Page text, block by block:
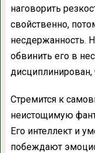
наговорить
свойственно,
несдержанность.
обвинить его в
дисциплинирован,
Стремится к
неистощимую
Его интеллект и
побеждают